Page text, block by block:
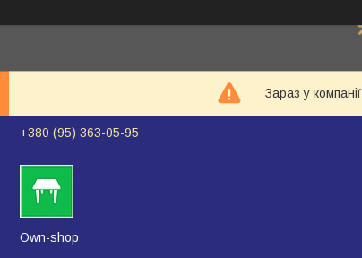
Зараз у
+380 (95) 363-05-95
Own-shop